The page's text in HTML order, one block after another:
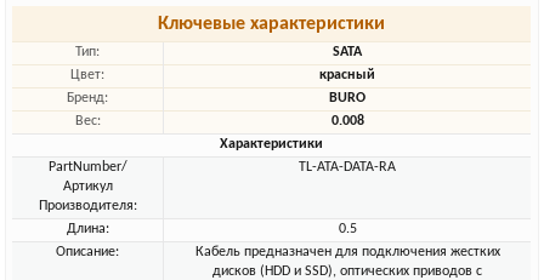
Ключевые характеристики
Тип:
SATA
Цвет:
красный
Бренд:
BURO
Вес:
0.008
Характеристики
PartNumber/
Артикул
Производителя:
TL-ATA-DATA-RA
Длина:
0.5
Описание:
Кабель предназначен для подключения жестких
дисков (HDD и SSD), оптических приводов с